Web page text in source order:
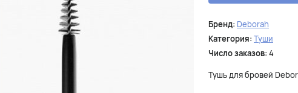
Бренд: Deborah
Категория: Туши
Число заказов: 4
Тушь для бровей